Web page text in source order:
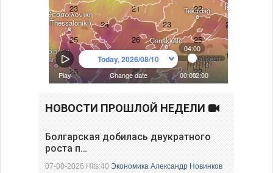
НОВОСТИ ПРОШЛОЙ НЕДЕЛИ
Болгарская добилась двукратного
роста п…
07-08-2026 Hits:40Экономика Александр Новинков